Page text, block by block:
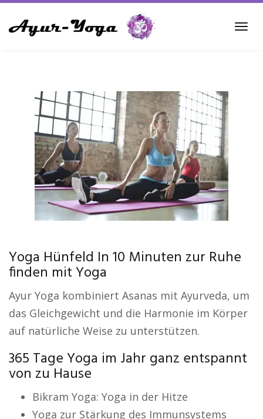
to
Yoga Hünfeld In 10 Minuten zur Ruhe
finden mit Yoga
Ayur Yoga kombiniert Asanas mit Ayurveda, um
das Gleichgewicht und die Harmonie im Körper
auf natürliche Weise zu unterstützen.
365 Tage Yoga im Jahr ganz entspannt
von zu Hause
Bikram Yoga: Yoga in der Hitze
Yoga zur Stärkung des Immunsystems